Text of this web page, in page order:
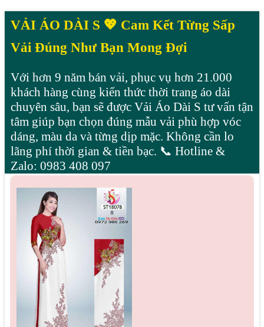
VẢI ÁO DÀI S 💖 Cam Kết Từng Sấp
Vải Đúng Như Bạn Mong Đợi
Với hơn 9 năm bán vải, phục vụ hơn 21.000
khách hàng cùng kiến thức thời trang áo dài
chuyên sâu, bạn sẽ được Vải Áo Dài S tư vấn tận
tâm giúp bạn chọn đúng mẫu vải phù hợp vóc
dáng, màu da và từng dịp mặc. Không cần lo
lãng phí thời gian & tiền bạc. 📞 Hotline &
Zalo: 0983 408 097